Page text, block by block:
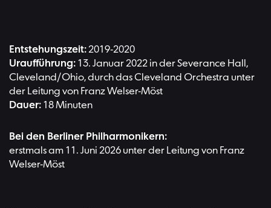
Entstehungszeit:2019-2020
Uraufführung: 13. Januar 2022 in der Severance Hall,
Cleveland/Ohio, durch das Cleveland Orchestra unter
der Leitung von Franz Welser-Möst
Dauer: 18 Minuten
Bei den Berliner Philharmonikern:
erstmals am 11. Juni 2026 unter der Leitung von Franz
Welser-Möst